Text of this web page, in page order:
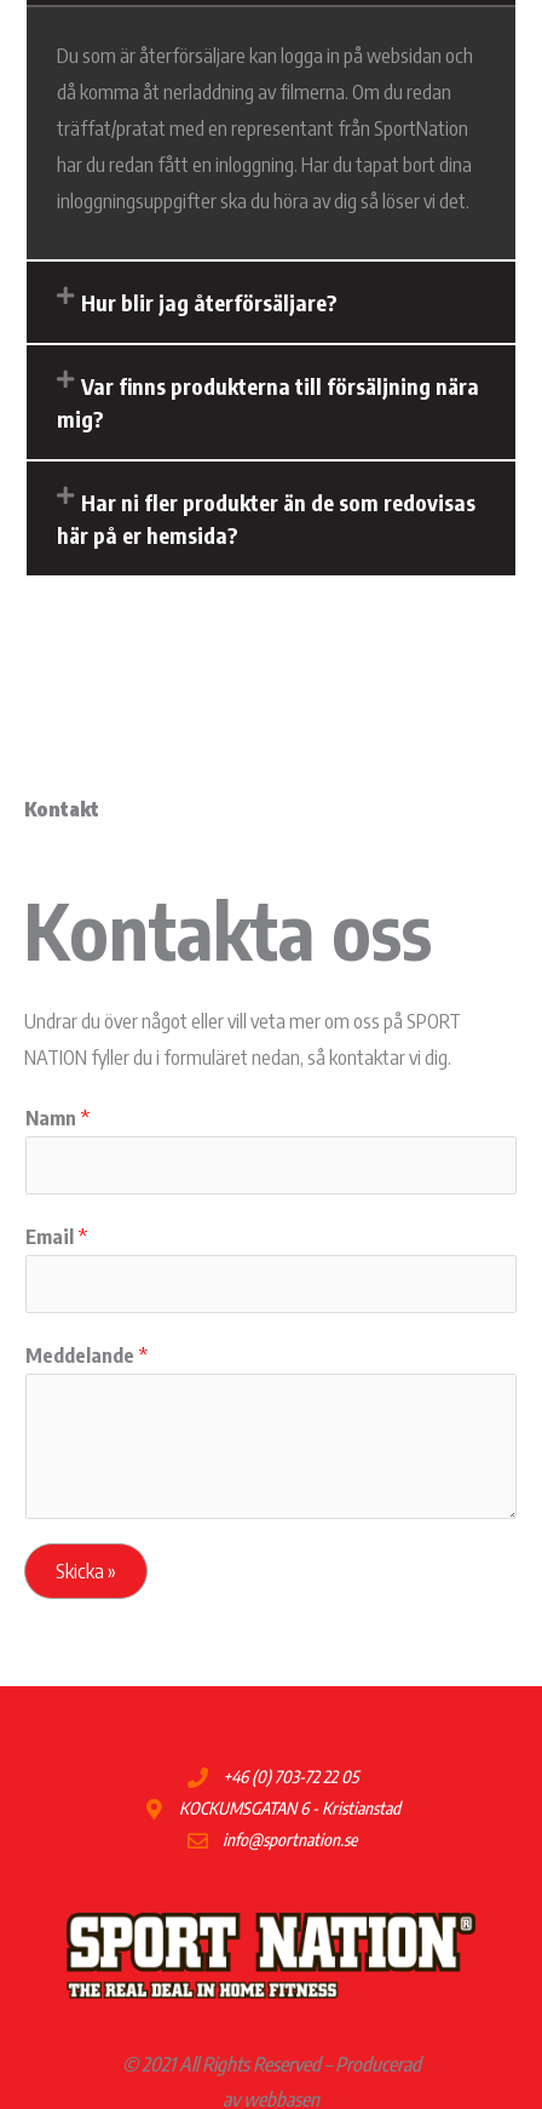
Du som är återförsäljare kan logga in på websidan och
då komma åt nerladdning av filmerna. Om du redan
träffat/pratat med en representant från SportNation
har du redan fått en inloggning. Har du tapat bort dina
inloggningsuppgifter ska du höra av dig så löser vi det.
Hur blir jag återförsäljare?
Var finns produkterna till försäljning nära
mig?
Har ni fler produkter än de som redovisas
här på er hemsida?
Kontakt
Kontakta oss
Undrar du över något eller vill veta mer om oss på SPORT
NATION fyller du i formuläret nedan, så kontaktar vi dig.
Namn *
Email*
Meddelande *
Skicka »
+46 (0) 703-72 22 05
KOCKUMSGATAN 6 - Kristianstad
info@sportnation.se
© 2021 All Rights Reserved – Producerad
av webbasen